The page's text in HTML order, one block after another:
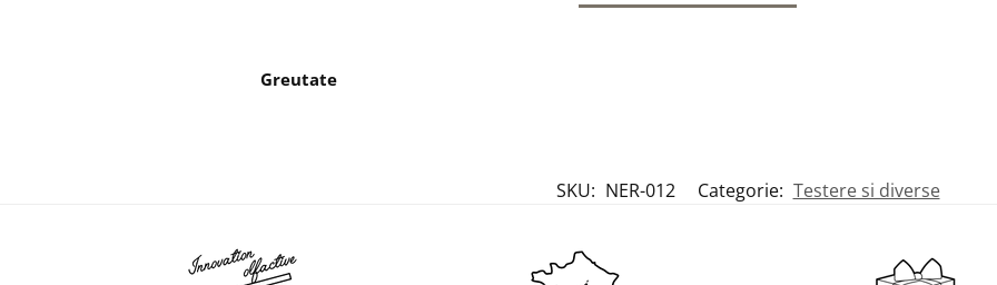
Greutate
SKU: NER-012 Categorie: Testere si diverse